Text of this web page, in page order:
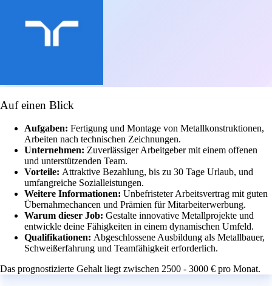
Auf einen Blick
Aufgaben: Fertigung und Montage von Metallkonstruktionen,
Arbeiten nach technischen Zeichnungen.
Unternehmen: Zuverlässiger Arbeitgeber mit einem offenen
und unterstützenden Team.
Vorteile: Attraktive Bezahlung, bis zu 30 Tage Urlaub, und
umfangreiche Sozialleistungen.
Weitere Informationen: Unbefristeter Arbeitsvertrag mit guten
Übernahmechancen und Prämien für Mitarbeiterwerbung.
Warum dieser Job: Gestalte innovative Metallprojekte und
entwickle deine Fähigkeiten in einem dynamischen Umfeld.
Qualifikationen: Abgeschlossene Ausbildung als Metallbauer,
Schweißerfahrung und Teamfähigkeit erforderlich.
Das prognostizierte Gehalt liegt zwischen 2500 - 3000 € pro Monat.